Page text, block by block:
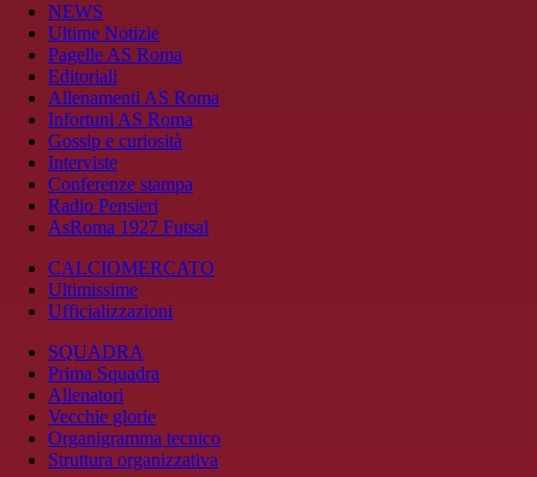
NEWS
Ultime Notizie
Pagelle AS Roma
Editoriali
Allenamenti AS Roma
Infortuni AS Roma
Gossip e curiosità
Interviste
Conferenze stampa
Radio Pensieri
AsRoma 1927 Futsal
CALCIOMERCATO
Ultimissime
Ufficializzazioni
SQUADRA
Prima Squadra
Allenatori
Vecchie glorie
Organigramma tecnico
Struttura organizzativa